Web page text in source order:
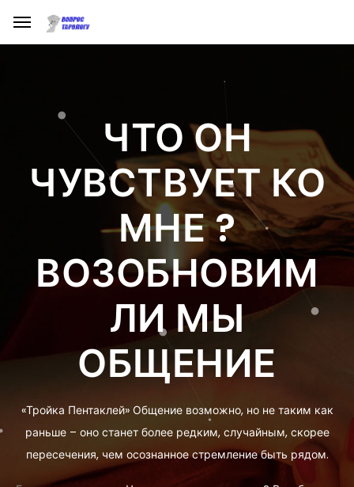
ЧТО ОН
ЧУВСТВУЕТ КО
МНЕ ?
ВОЗОБНОВИМ
ЛИ МЫ
ОБЩЕНИЕ
«Тройка Пентаклей» Общение возможно, но не таким как
раньше – оно станет более редким, случайным, скорее
пересечения, чем осознанное стремление быть рядом.